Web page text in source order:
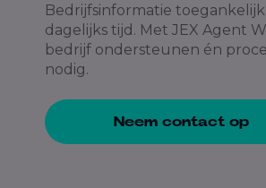
Bedrijfsinformatie
dagelijks tijd. Met JEX Agent
bedrijf ondersteunen én
nodig.
Neem contact op